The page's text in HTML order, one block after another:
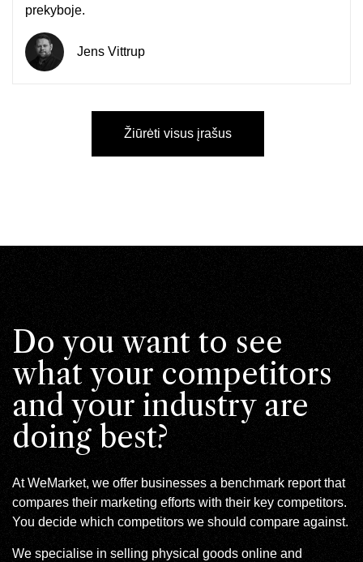
prekyboje.
Jens Vittrup
Žiūrėti visus įrašus
Do you want to see
what your competitors
and your industry are
doing best?
At WeMarket, we offer businesses a benchmark report that
compares their marketing efforts with their key competitors.
You decide which competitors we should compare against.
We specialise in selling physical goods online and